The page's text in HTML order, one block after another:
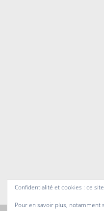
Confidentialité et cookies : ce
Pour en savoir plus, notamment